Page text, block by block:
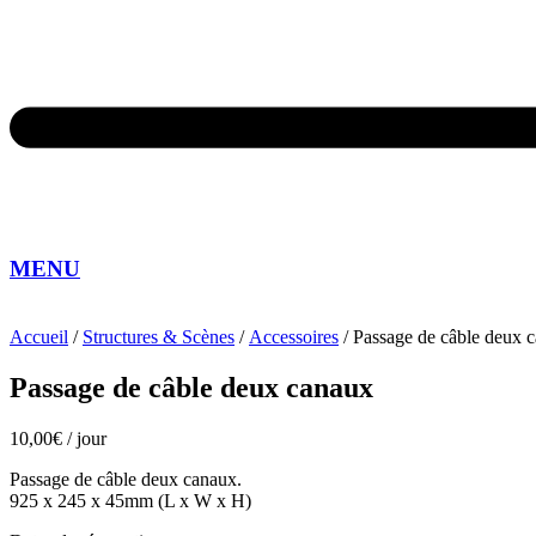
MENU
Accueil / Structures & Scènes / Accessoires / Passage de câble deux
Passage de câble deux canaux
10,00€ / jour
Passage de câble deux canaux.
925 x 245 x 45mm (L x W x H)